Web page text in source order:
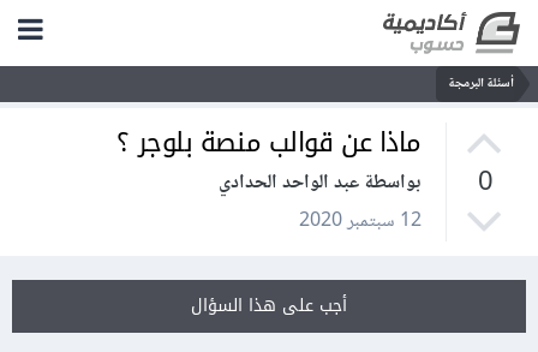
أسئلة البرمجة
0
ماذا عن قوالب منصة بلوجر ؟
بواسطة عبد الواحد الحدادي
12 سبتمبر 2020
أجب على هذا السؤال